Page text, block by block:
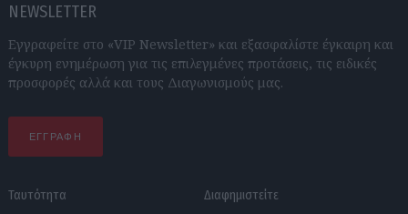
NEWSLETTER
Εγγραφείτε στο «VIP Newsletter» και εξασφαλίστε έγκαιρη και
έγκυρη ενημέρωση για τις επιλεγμένες προτάσεις, τις ειδικές
προσφορές αλλά και τους Διαγωνισμούς μας.
ΕΓΓΡΑΦΗ
Ταυτότητα Διαφημιστείτε